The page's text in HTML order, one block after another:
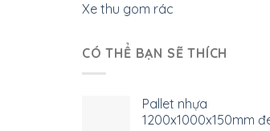
Xe thu gom rác
CÓ THỂ BẠN SẼ THÍCH
Pallet nhựa
1200x1000x150mm